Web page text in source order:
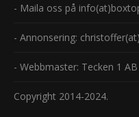
- Maila oss på
- Annonsering:
- Webbmaster: Tecken 1 AB
Copyright 2014-2024.